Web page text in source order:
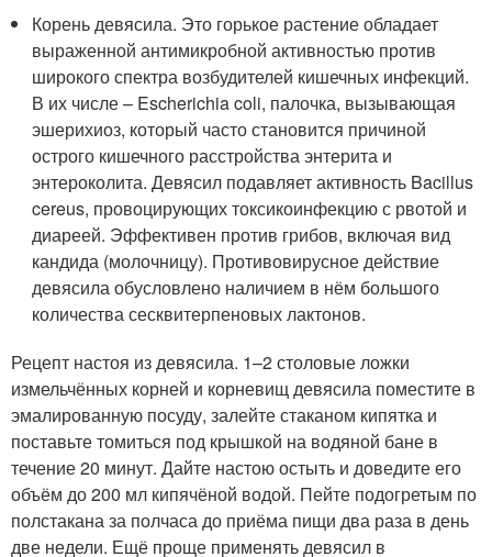
Корень девясила. Это горькое растение обладает
выраженной антимикробной активностью против
широкого спектра возбудителей кишечных инфекций.
В их числе – Escherichia coli, палочка, вызывающая
эшерихиоз, который часто становится причиной
острого кишечного расстройства энтерита и
энтероколита. Девясил подавляет активность Bacillus
cereus, провоцирующих токсикоинфекцию с рвотой и
диареей. Эффективен против грибов, включая вид
кандида (молочницу). Противовирусное действие
девясила обусловлено наличием в нём большого
количества сесквитерпеновых лактонов.
Рецепт настоя из девясила. 1–2 столовые ложки
измельчённых корней и корневищ девясила поместите в
эмалированную посуду, залейте стаканом кипятка и
поставьте томиться под крышкой на водяной бане в
течение 20 минут. Дайте настою остыть и доведите его
объём до 200 мл кипячёной водой. Пейте подогретым по
полстакана за полчаса до приёма пищи два раза в день
две недели. Ещё проще применять девясил в